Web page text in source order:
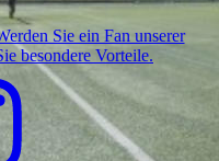
Sie ein Fan unserer
besondere Vorteile.